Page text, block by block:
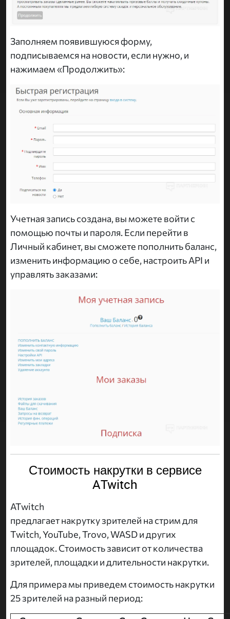
Заполняем появившуюся форму,
подписываемся на новости, если нужно, и
нажимаем «Продолжить»:
Учетная запись создана, вы можете войти с
помощью почты и пароля. Если перейти в
Личный кабинет, вы сможете пополнить баланс,
изменить информацию о себе, настроить API и
управлять заказами:
Стоимость накрутки в сервисе
ATwitch
ATwitch
предлагает накрутку зрителей на стрим для
Twitch, YouTube, Trovo, WASD и других
площадок. Стоимость зависит от количества
зрителей, площадки и длительности накрутки.
Для примера мы приведем стоимость накрутки
25 зрителей на разный период: